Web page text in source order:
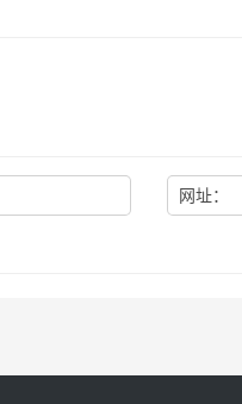
网址：